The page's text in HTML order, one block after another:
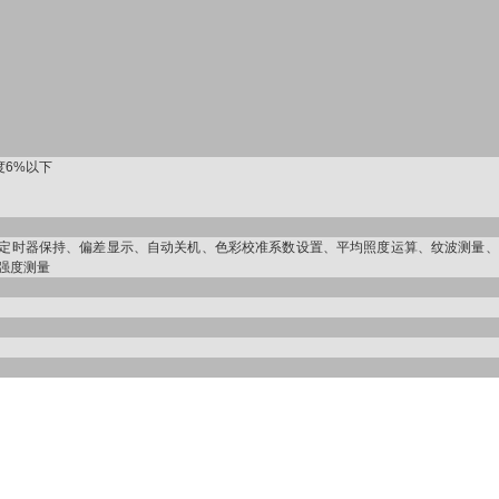
6%以下
时器保持、偏差显示、自动关机、色彩校准系数设置、平均照度运算、纹波测量
度测量